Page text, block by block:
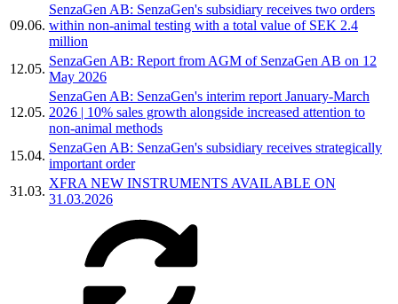
09.06.
SenzaGen AB: SenzaGen's subsidiary receives two orders
within non-animal testing with a total value of SEK 2.4
million
12.05.
SenzaGen AB: Report from AGM of SenzaGen AB on 12
May 2026
12.05.
SenzaGen AB: SenzaGen's interim report January-March
2026 | 10% sales growth alongside increased attention to
non-animal methods
15.04.
SenzaGen AB: SenzaGen's subsidiary receives strategically
important order
31.03.
XFRA NEW INSTRUMENTS AVAILABLE ON
31.03.2026